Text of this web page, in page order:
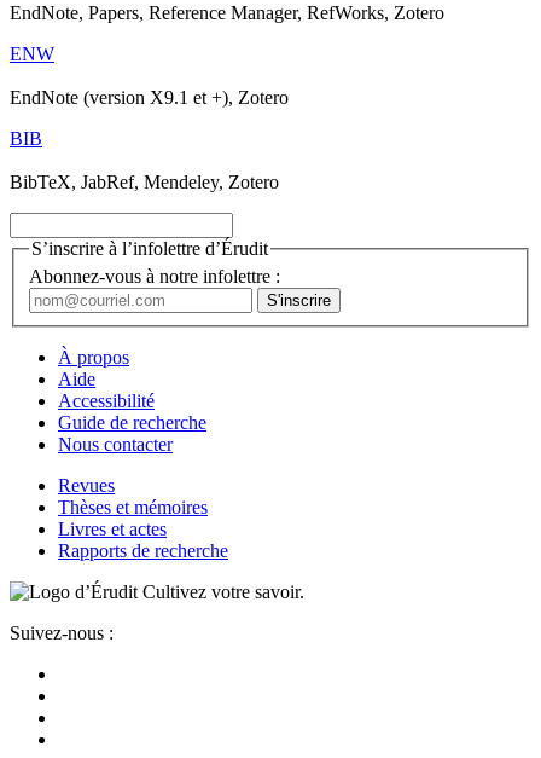
EndNote, Papers, Reference Manager, RefWorks, Zotero
ENW
EndNote (version X9.1 et +), Zotero
BIB
BibTeX, JabRef, Mendeley, Zotero
S’inscrire à l’infolettre d’Érudit
Abonnez-vous à notre infolettre :
À propos
Aide
Accessibilité
Guide de recherche
Nous contacter
Revues
Thèses et mémoires
Livres et actes
Rapports de recherche
Cultivez votre savoir.
Suivez-nous :